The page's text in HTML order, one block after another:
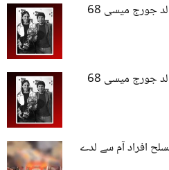
معروف فٹبالر لیونل میسی کے والد جورج میسی 68
معروف فٹبالر لیونل میسی کے والد جورج میسی 68
افراد آم سے لدے